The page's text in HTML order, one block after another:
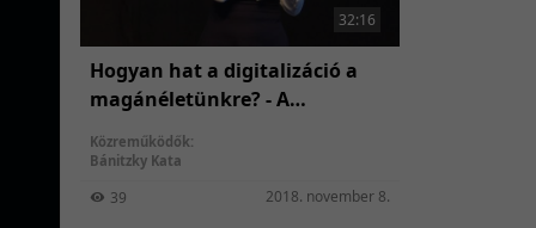
32:16
Hogyan hat a digitalizáció a
magánéletünkre? - A
párkapcsolatok jelene és jövője
Közreműködők:
Bánitzky Kata
39 2018. november 8.